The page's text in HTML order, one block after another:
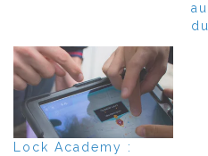
Lock Academy :